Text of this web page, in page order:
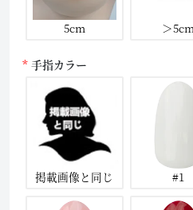
5cm ＞5cm
手指カラー
掲載画像と同じ #1